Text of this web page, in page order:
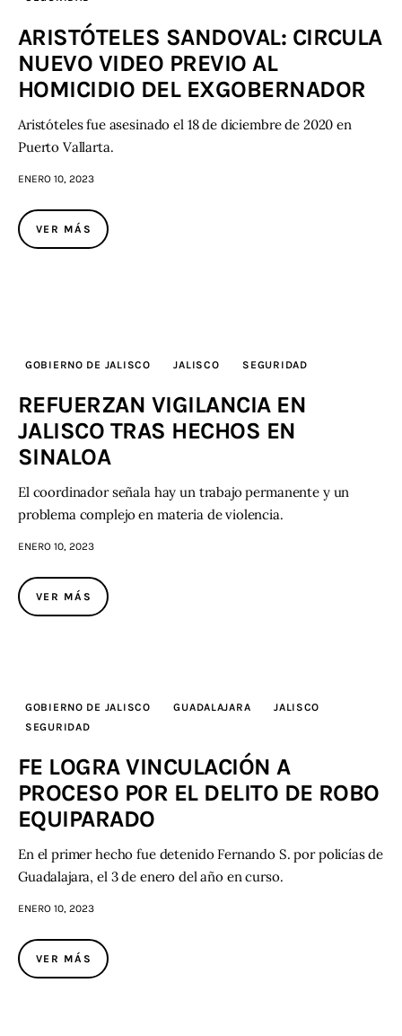
ARISTÓTELES SANDOVAL: CIRCULA
NUEVO VIDEO PREVIO AL
HOMICIDIO DEL EXGOBERNADOR
Aristóteles fue asesinado el 18 de diciembre de 2020 en
Puerto Vallarta.
ENERO 10, 2023
VER MÁS
GOBIERNO DE JALISCO JALISCO SEGURIDAD
REFUERZAN VIGILANCIA EN
JALISCO TRAS HECHOS EN
SINALOA
El coordinador señala hay un trabajo permanente y un
problema complejo en materia de violencia.
ENERO 10, 2023
VER MÁS
GOBIERNO DE JALISCO GUADALAJARA
JALISCO
SEGURIDAD
FE LOGRA VINCULACIÓN A
PROCESO POR EL DELITO DE ROBO
EQUIPARADO
En el primer hecho fue detenido Fernando S. por policías de
Guadalajara, el 3 de enero del año en curso.
ENERO 10, 2023
VER MÁS